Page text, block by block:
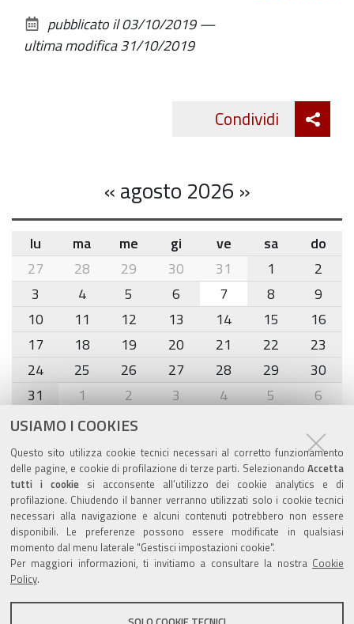
USIAMO I COOKIES
Questo sito utilizza cookie tecnici necessari al corretto funzionamento
delle pagine, e cookie di profilazione di terze parti. Selezionando Accetta
tutti i cookiesi acconsente all’utilizzo dei cookie analytics e di
profilazione. Chiudendo il banner verranno utilizzati solo i cookie tecnici
necessari alla navigazione e alcuni contenuti potrebbero non essere
disponibili. Le preferenze possono essere modificate in qualsiasi
momento dal menu laterale "Gestisci impostazioni cookie".
Per maggiori informazioni, ti invitiamo a consultare la nostra Cookie
Policy.
documento
pubblicato il03/10/2019—
ultima modifica31/10/2019
Condividi
«agosto 2026 »
month-
8
lu ma me gi ve sa
do
27
28 29 30 31 1
2
3
4 5 6 7 8
9
10
11 12 13 14 15
16
17
18 19 20 21 22
23
24
25 26 27 28 29
30
31
1 2 3 4 5 6
Agenda eventi
torna alla sezione
Valuta questo sito